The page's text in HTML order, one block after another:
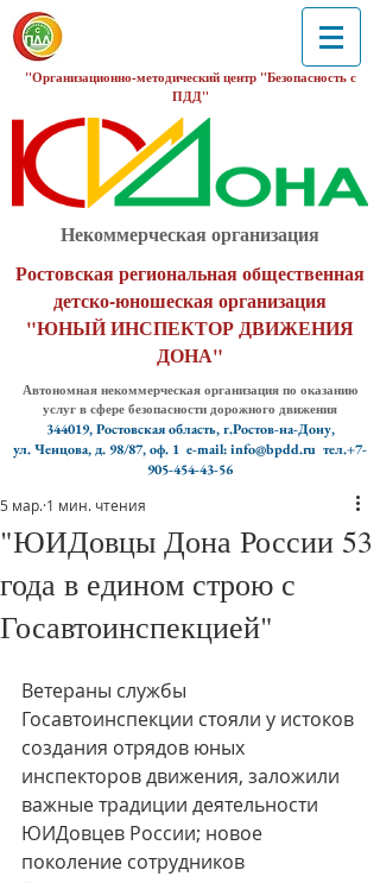
"Организационно-методический центр "Безопасность с
ПДД"
Некоммерческая организация
Ростовская региональная общественная
детско-юношеская организация
"ЮНЫЙ ИНСПЕКТОР ДВИЖЕНИЯ
ДОНА"
Автономная некоммерческая организация по оказанию
услуг в сфере безопасности дорожного движения
344019, Ростовская область, г.Ростов-на-Дону,
ул. Ченцова, д. 98/87, оф. 1 e-mail: info@bpdd.ru тел.+7-
905-454-43-56
"ЮИДовцы Дона России 53
года в едином строю с
Госавтоинспекцией"
5 мар. 1 мин. чтения
Ветераны службы
Госавтоинспекции стояли у истоков
создания отрядов юных
инспекторов движения, заложили
важные традиции деятельности
ЮИДовцев России; новое
поколение сотрудников